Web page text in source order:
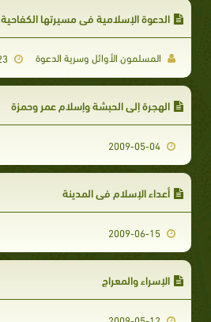
الدعوة الإسلامية في مسيرتها الكفاحية
المسلمون الأوائل وسرية الدعوة 2009-02-23
الهجرة إلى الحبشة وإسلام عمر وحمزة
أعداء الإسلام في المدينة
الإسراء والمعراج